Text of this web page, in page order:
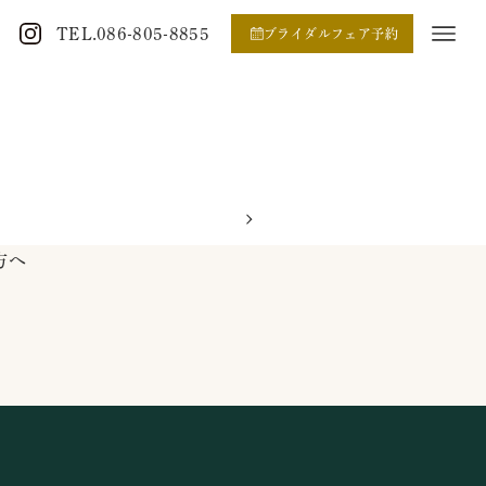
TEL.086-805-8855 ブライダルフェア予約
へ